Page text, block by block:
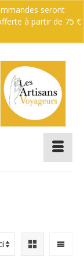
seront
à partir de 75 €